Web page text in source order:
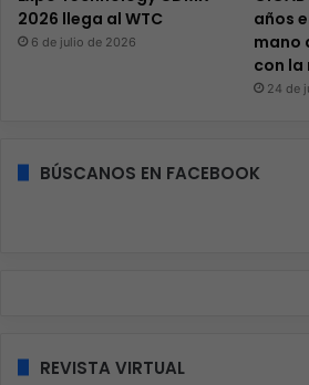
2026 llega al WTC
6 de julio de 2026
años
mano
con la
24 de
BÚSCANOS EN FACEBOOK
REVISTA VIRTUAL